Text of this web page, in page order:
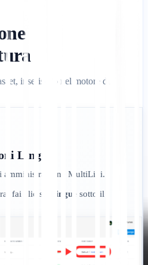
inseriscilo nel motore di
Lingua:
amministrazione MultiLipi.
fai clic su Lingue sotto il